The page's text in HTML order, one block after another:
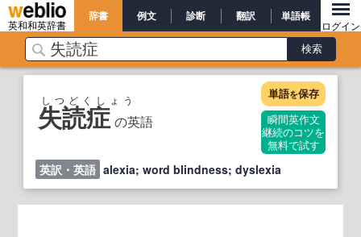
英和和英辞書
辞書 例文 診断 翻訳 単語帳
ログイン
失読症 の英語
しつどくしょう 単語を保存
瞬間英作文
継続のコツを
無料で試す
英訳・英語 alexia; word blindness; dyslexia